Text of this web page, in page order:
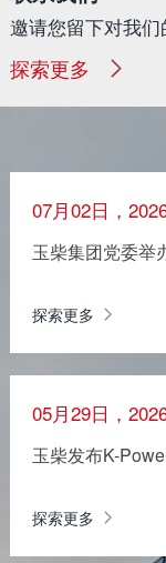
邀请您留下对我
探索更多
07月02日，
玉柴集团党委举
探索更多
05月29日，
玉柴发布K-
探索更多